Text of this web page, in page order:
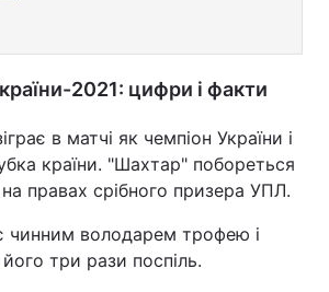
2021: цифри і факти
в матчі як чемпіон України і
країни. "Шахтар" побореться
правах срібного призера УПЛ.
чинним володарем трофею і
три рази поспіль.